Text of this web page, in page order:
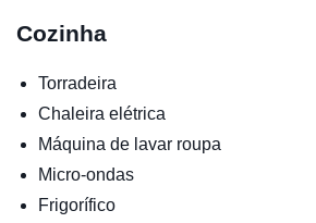
Cozinha
Torradeira
Chaleira elétrica
Máquina de lavar roupa
Micro-ondas
Frigorífico